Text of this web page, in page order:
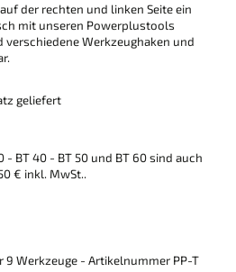
der rechten und linken Seite ein
mit unseren Powerplustools
Werkzeughaken und
geliefert
- BT 40 - BT 50 und BT 60 sind auch
€ inkl. MwSt..
9 Werkzeuge - Artikelnummer PP-T